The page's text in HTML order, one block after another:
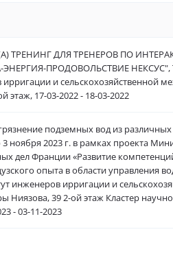
ТРЕНИНГ ДЛЯ ТРЕНЕРОВ ПО
ПРОДОВОЛЬСТВИЕ НЕКСУС",
и сельскохозяйственной
этаж, 17-03-2022 - 18-03-2022
подземных вод из
ноября 2023 г. в рамках проекта
дел Франции «Развитие
опыта в области управления
инженеров ирригации и
Ниязова, 39 2-ой этаж Кластер
- 03-11-2023